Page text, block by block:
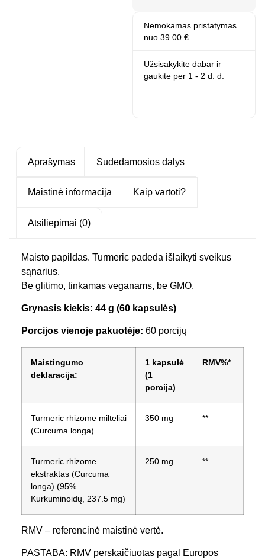
Nemokamas pristatymas
nuo 39.00 €
Užsisakykite dabar ir
gaukite per 1 - 2 d. d.
Aprašymas Sudedamosios dalys
Maistinė informacija Kaip vartoti?
Atsiliepimai (0)
Maisto papildas. Turmeric padeda išlaikyti sveikus
sąnarius.
Be glitimo, tinkamas veganams, be GMO.
Grynasis kiekis: 44 g (60 kapsulės)
Porcijos vienoje pakuotėje: 60 porcijų
Maistingumo
deklaracija:
1 kapsulė
(1
porcija)
RMV%*
Turmeric rhizome milteliai
(Curcuma longa)
350 mg **
Turmeric rhizome
ekstraktas (Curcuma
longa) (95%
Kurkuminoidų, 237.5 mg)
250 mg **
RMV – referencinė maistinė vertė.
PASTABA: RMV perskaičiuotas pagal Europos